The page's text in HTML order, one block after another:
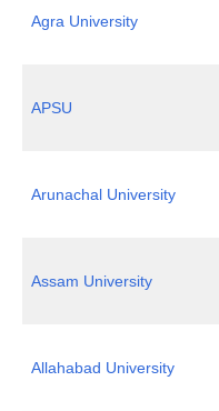
Agra University
APSU
Arunachal University
Assam University
Allahabad University